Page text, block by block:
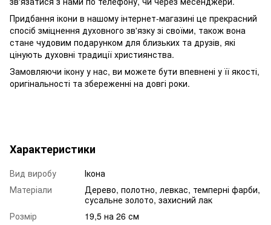
Придбання ікони в нашому інтернет-магазині це прекрасний
спосіб зміцнення духовного зв'язку зі своїми, також вона
стане чудовим подарунком для близьких та друзів, які
цінують духовні традиції християнства.
Замовляючи ікону у нас, ви можете бути впевнені у її якості,
оригінальності та збереженні на довгі роки.
Характеристики
Вид виробу
Ікона
Матеріали
Дерево, полотно, левкас, темперні фарби,
сусальне золото, захисний лак
Розмір
19,5 на 26 см